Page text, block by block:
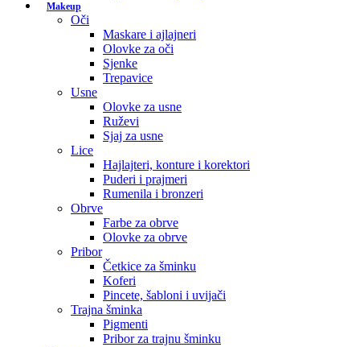
Makeup
Oči
Maskare i ajlajneri
Olovke za oči
Sjenke
Trepavice
Usne
Olovke za usne
Ruževi
Sjaj za usne
Lice
Hajlajteri, konture i korektori
Puderi i prajmeri
Rumenila i bronzeri
Obrve
Farbe za obrve
Olovke za obrve
Pribor
Četkice za šminku
Koferi
Pincete, šabloni i uvijači
Trajna šminka
Pigmenti
Pribor za trajnu šminku